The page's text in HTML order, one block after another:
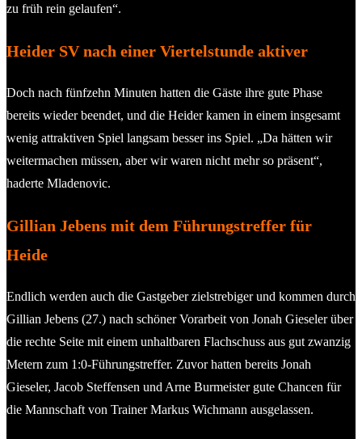
zu früh rein gelaufen“.
Heider SV nach einer Viertelstunde aktiver
Doch nach fünfzehn Minuten hatten die Gäste ihre gute Phase
bereits wieder beendet, und die Heider kamen in einem insgesamt
wenig attraktiven Spiel langsam besser ins Spiel. „Da hätten wir
weitermachen müssen, aber wir waren nicht mehr so präsent“,
haderte Mladenovic.
Gillian Jebens mit dem Führungstreffer für
Heide
Endlich werden auch die Gastgeber zielstrebiger und kommen durch
Gillian Jebens (27.) nach schöner Vorarbeit von Jonah Gieseler über
die rechte Seite mit einem unhaltbaren Flachschuss aus gut zwanzig
Metern zum 1:0-Führungstreffer. Zuvor hatten bereits Jonah
Gieseler, Jacob Steffensen und Arne Burmeister gute Chancen für
die Mannschaft von Trainer Markus Wichmann ausgelassen.